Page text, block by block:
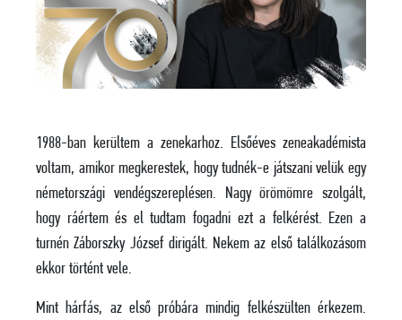
1988-ban kerültem a zenekarhoz. Elsőéves zeneakadémista
voltam, amikor megkerestek, hogy tudnék-e játszani velük egy
németországi vendégszereplésen. Nagy örömömre szolgált,
hogy ráértem és el tudtam fogadni ezt a felkérést. Ezen a
turnén Záborszky József dirigált. Nekem az első találkozásom
ekkor történt vele.
Mint hárfás, az első próbára mindig felkészülten érkezem.